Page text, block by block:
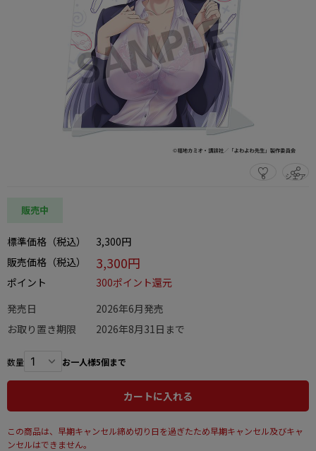
6 シェア
この商品をシェアする
販売中
標準価格（税込）
3,300円
販売価格（税込）
3,300円
ポイント
300ポイント還元
発売日
2026年6月発売
お取り置き期限
2026年8月31日まで
数量 お一人様5個まで
カートに入れる
この商品は、早期キャンセル締め切り日を過ぎたため早期キャンセル及びキャ
ンセルはできません。